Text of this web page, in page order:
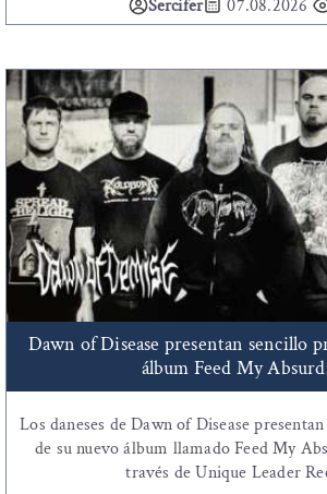
Sercifer 07.08.2026
Dawn of Disease presentan sencillo
álbum Feed My
Los daneses de Dawn of Disease
de su nuevo álbum llamado Feed My
través de Unique Leader